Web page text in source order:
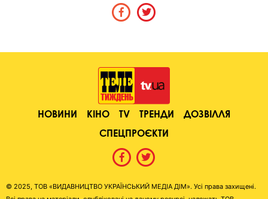
НОВИНИ КІНО TV ТРЕНДИ
ДОЗВІЛЛЯ
СПЕЦПРОЄКТИ
© 2025, ТОВ «ВИДАВНИЦТВО УКРАЇНСЬКИЙ МЕДІА ДІМ». Усі права захищені.